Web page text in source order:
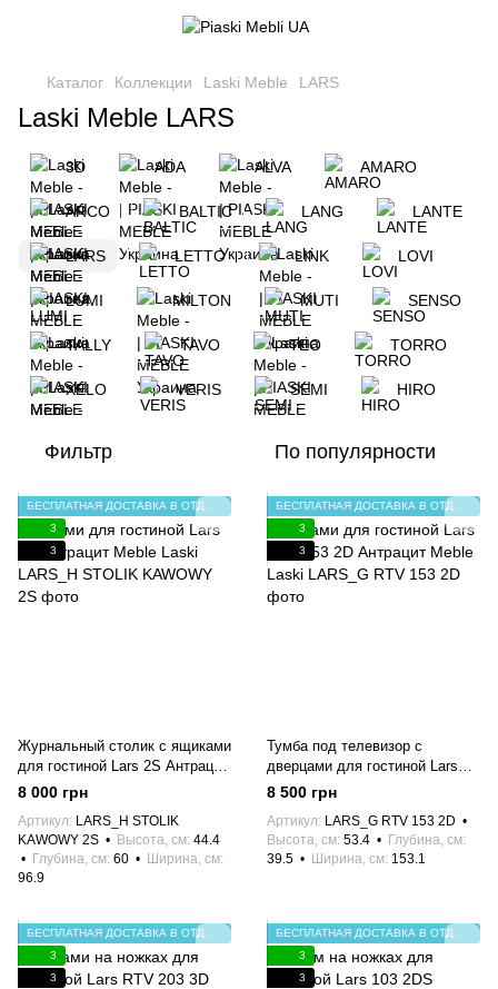
Каталог Коллекции Laski Meble LARS
Laski Meble LARS
3D ADA ALVA AMARO
ARCO BALTIC LANG LANTE
LARS LETTO LINK LOVI
LUMI MILTON MUTI SENSO
TALLY TAVO TEO TORRO
XELO VERIS SEMI HIRO
Фильтр По популярности
3
3
Журнальный столик с ящиками
для гостиной Lars 2S Антрацит
Meble Laski
8 000 грн
Артикул
LARS_H STOLIK
KAWOWY 2S
Высота, см 44.4
Глубина, см 60
Ширина, см
96.9
3
3
Тумба под телевизор с
дверцами для гостиной Lars
RTV 153 2D Антрацит Meble
8 500 грн
Артикул
LARS_G RTV 153 2D
Высота, см 53.4
Глубина, см
39.5
Ширина, см 153.1
3
3
3
3